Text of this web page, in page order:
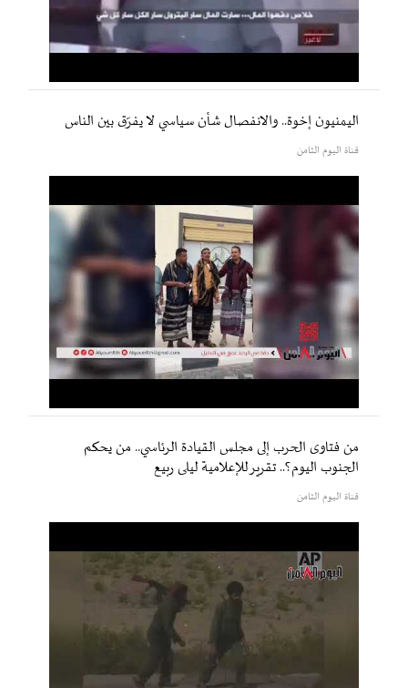
اليمنيون إخوة.. والانفصال شأن سياسي لا يفرّق بين الناس
قناة اليوم الثامن
من فتاوى الحرب إلى مجلس القيادة الرئاسي.. من يحكم
الجنوب اليوم؟.. تقرير للإعلامية ليلى ربيع
قناة اليوم الثامن